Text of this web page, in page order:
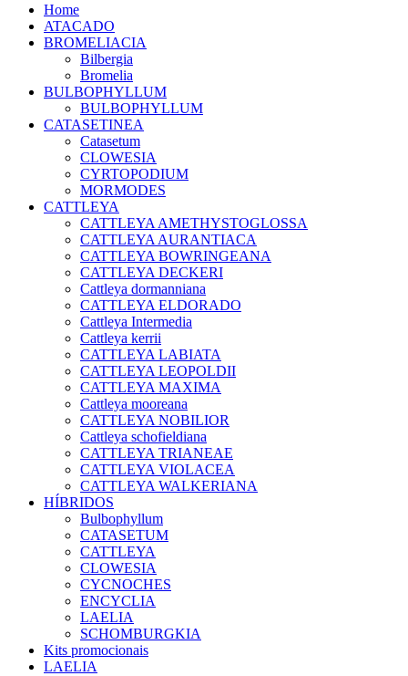
Home
ATACADO
BROMELIACIA
Bilbergia
Bromelia
BULBOPHYLLUM
BULBOPHYLLUM
CATASETINEA
Catasetum
CLOWESIA
CYRTOPODIUM
MORMODES
CATTLEYA
CATTLEYA AMETHYSTOGLOSSA
CATTLEYA AURANTIACA
CATTLEYA BOWRINGEANA
CATTLEYA DECKERI
Cattleya dormanniana
CATTLEYA ELDORADO
Cattleya Intermedia
Cattleya kerrii
CATTLEYA LABIATA
CATTLEYA LEOPOLDII
CATTLEYA MAXIMA
Cattleya mooreana
CATTLEYA NOBILIOR
Cattleya schofieldiana
CATTLEYA TRIANEAE
CATTLEYA VIOLACEA
CATTLEYA WALKERIANA
HÍBRIDOS
Bulbophyllum
CATASETUM
CATTLEYA
CLOWESIA
CYCNOCHES
ENCYCLIA
LAELIA
SCHOMBURGKIA
Kits promocionais
LAELIA